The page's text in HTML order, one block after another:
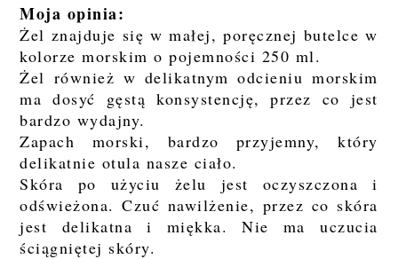
Moja opinia:
Żel znajduje się w małej, poręcznej butelce w
kolorze morskim o pojemności 250 ml.
Żel również w delikatnym odcieniu morskim
ma dosyć gęstą konsystencję, przez co jest
bardzo wydajny.
Zapach morski, bardzo przyjemny, który
delikatnie otula nasze ciało.
Skóra po użyciu żelu jest oczyszczona i
odświeżona. Czuć nawilżenie, przez co skóra
jest delikatna i miękka. Nie ma uczucia
ściągniętej skóry.